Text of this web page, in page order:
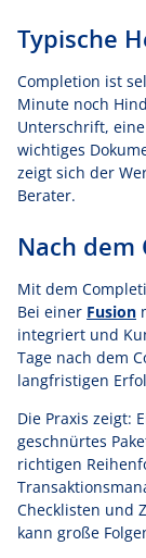
Typische
Completion ist
Minute noch
Unterschrift,
wichtiges
zeigt sich der
Berater.
Nach dem
Mit dem
Bei einer Fusion
integriert und
Tage nach dem
langfristigen
Die Praxis zeigt:
geschnürtes
richtigen
Checklisten und
kann große